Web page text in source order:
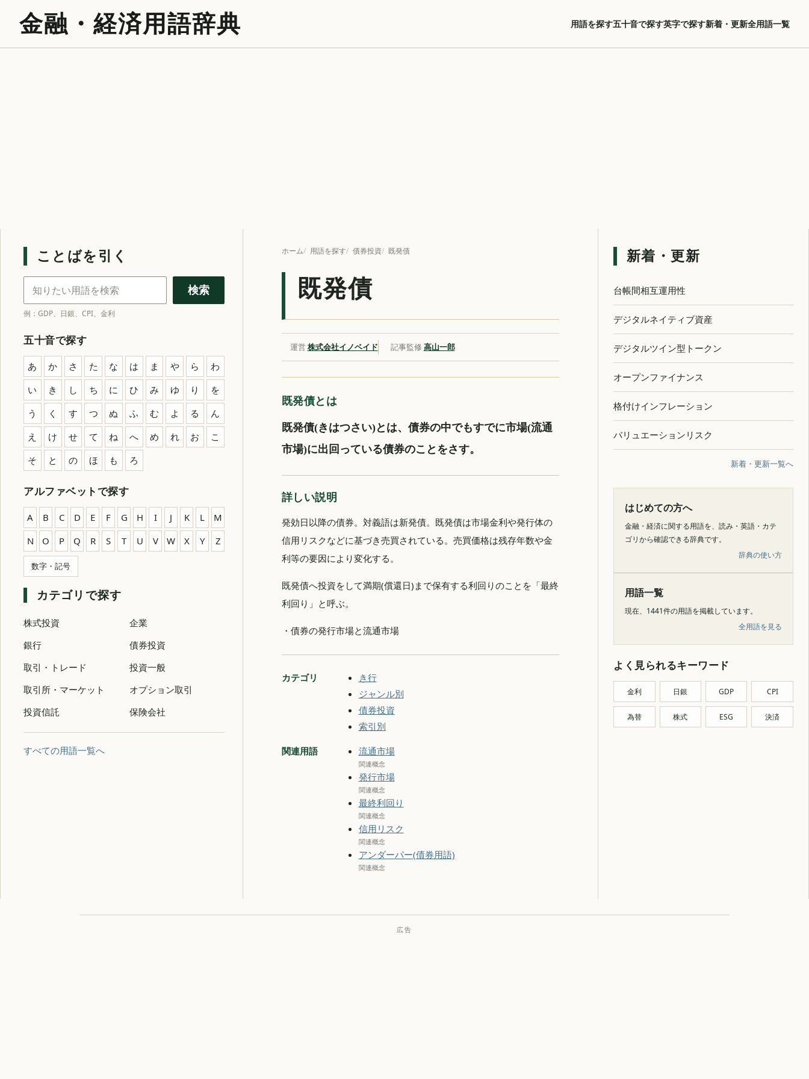
金融・経済用語辞典 用語を探す五十音で探す英字で探す新着・更新全用語一覧
ことばを引く
金融・経済用語を検索
検索
例：GDP、日銀、CPI、金利
五十音で探す
あ か さ た な は ま や ら
わ
い
き し ち に ひ み ゆ り
を
う
く す つ ぬ ふ む よ る
ん
え
け せ て ね へ め れ お
こ
そ
と の ほ も ろ
アルファベットで探す
A B C D E F G H I J K L
M
N
O P Q R S T U V W X Y Z
数字・記号
カテゴリで探す
株式投資
企業
銀行
債券投資
取引・トレード
投資一般
取引所・マーケット
オプション取引
投資信託
保険会社
すべての用語一覧へ
ホーム 用語を探す 債券投資 既発債
既発債
運営株式会社イノベイド 記事監修 高山一郎
既発債とは
既発債(きはつさい)とは、債券の中でもすでに市場(流通
市場)に出回っている債券のことをさす。
詳しい説明
発効日以降の債券。対義語は新発債。既発債は市場金利や発行体の
信用リスクなどに基づき売買されている。売買価格は残存年数や金
利等の要因により変化する。
既発債へ投資をして満期(償還日)まで保有する利回りのことを「最終
利回り」と呼ぶ。
・債券の発行市場と流通市場
カテゴリ
き行
ジャンル別
債券投資
索引別
関連用語 流通市場
関連概念
発行市場
関連概念
最終利回り
関連概念
信用リスク
関連概念
アンダーパー(債券用語)
関連概念
新着・更新
台帳間相互運用性
デジタルネイティブ資産
デジタルツイン型トークン
オープンファイナンス
格付けインフレーション
バリュエーションリスク
新着・更新一覧へ
はじめての方へ
金融・経済に関する用語を、読み・英語・カテ
ゴリから確認できる辞典です。
辞典の使い方
用語一覧
現在、1441件の用語を掲載しています。
全用語を見る
よく見られるキーワード
金利 日銀 GDP CPI
為替 株式 ESG 決済
広告